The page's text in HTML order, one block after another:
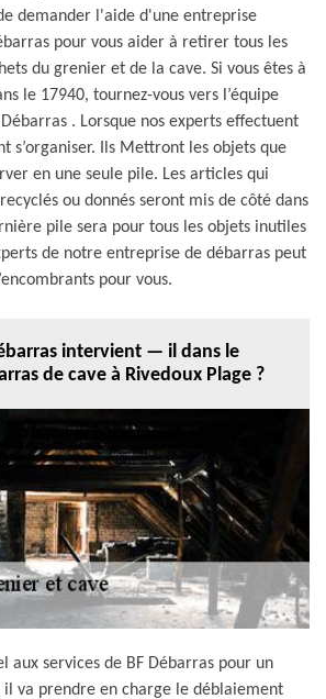
demander l'aide d'une entreprise
pour vous aider à retirer tous les
du grenier et de la cave. Si vous êtes à
le 17940, tournez-vous vers l’équipe
. Lorsque nos experts effectuent
s’organiser. Ils Mettront les objets que
en une seule pile. Les articles qui
ou donnés seront mis de côté dans
pile sera pour tous les objets inutiles
de notre entreprise de débarras peut
pour vous.
intervient — il dans le
de cave à Rivedoux Plage ?
aux services de BF Débarras pour un
il va prendre en charge le déblaiement